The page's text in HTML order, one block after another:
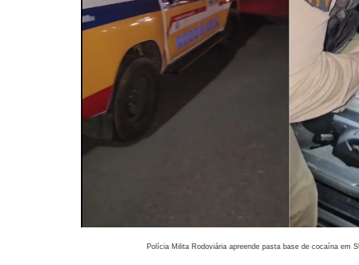
Polícia Milita Rodoviária apreende pasta base de cocaína em